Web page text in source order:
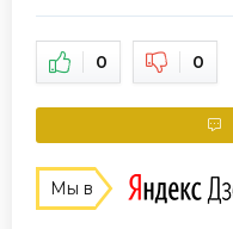
0 0
Мы в